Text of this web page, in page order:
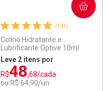
(135)
Colírio Hidratante e
Lubrificante Optive 10ml
Leve 2 itens por
R$48,68/cada
ou R$ 64,90/un
COMPRAR